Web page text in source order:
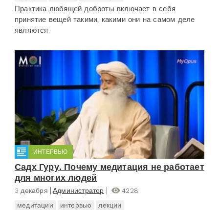
Практика любящей доброты включает в себя
принятие вещей такими, какими они на самом деле
являются.
ИНТЕРВЬЮ
Садх Гуру. Почему медитация не работает
для многих людей
3 декабря Администратор
4228
медитации
интервью лекции